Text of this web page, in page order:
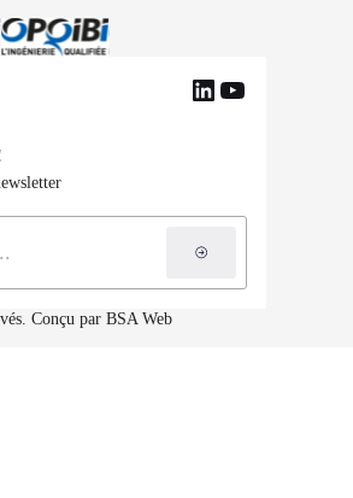
Conçu par BSA Web
LinkedIn
YouTube
S'inscrire à la